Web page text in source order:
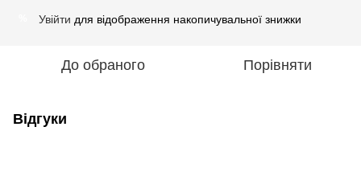
Увійти для відображення накопичувальної знижки
До обраного Порівняти
Відгуки